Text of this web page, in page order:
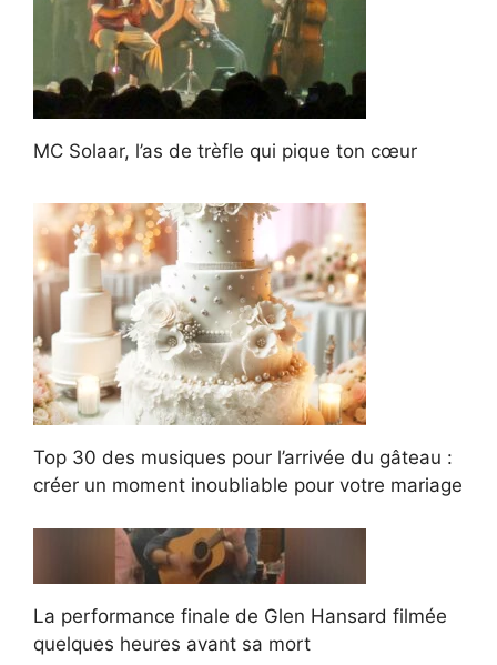
MC Solaar, l’as de trèfle qui pique ton cœur
Top 30 des musiques pour l’arrivée du gâteau :
créer un moment inoubliable pour votre mariage
La performance finale de Glen Hansard filmée
quelques heures avant sa mort